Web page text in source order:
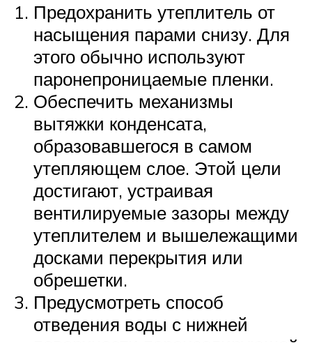
Предохранить утеплитель от
насыщения парами снизу. Для
этого обычно используют
паронепроницаемые пленки.
Обеспечить механизмы
вытяжки конденсата,
образовавшегося в самом
утепляющем слое. Этой цели
достигают, устраивая
вентилируемые зазоры между
утеплителем и вышележащими
досками перекрытия или
обрешетки.
Предусмотреть способ
отведения воды с нижней